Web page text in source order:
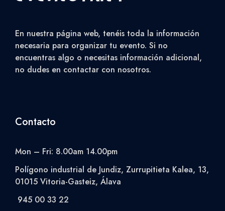
En nuestra página web, tenéis toda la información
necesaria para organizar tu evento. Si no
encuentras algo o necesitas información adicional,
no dudes en contactar con nosotros.
Contacto
Mon – Fri: 8.00am 14.00pm
Polígono industrial de Jundiz, Zurrupitieta Kalea, 13,
01015 Vitoria-Gasteiz, Álava
945 00 33 22